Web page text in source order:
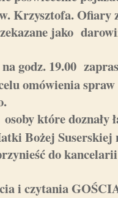
Krzysztofa. Ofiary
jako
godz. 19.00
omówienia spraw
które doznały
Bożej Suserskiej
do
i czytania